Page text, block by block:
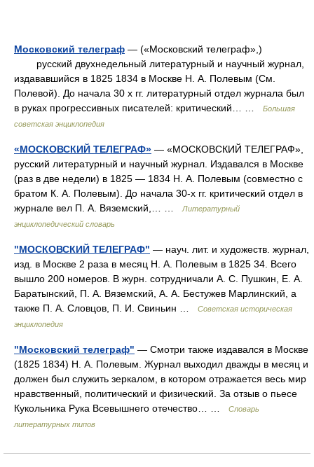
Московский телеграф — («Московский телеграф»,)
русский двухнедельный литературный и научный журнал,
издававшийся в 1825 1834 в Москве Н. А. Полевым (См.
Полевой). До начала 30 х гг. литературный отдел журнала был
в руках прогрессивных писателей: критический… …
Большая
советская энциклопедия
«МОСКОВСКИЙ ТЕЛЕГРАФ» — «МОСКОВСКИЙ ТЕЛЕГРАФ»,
русский литературный и научный журнал. Издавался в Москве
(раз в две недели) в 1825 — 1834 Н. А. Полевым (совместно с
братом К. А. Полевым). До начала 30‑х гг. критический отдел в
журнале вел П. А. Вяземский,… …
Литературный
энциклопедический словарь
"МОСКОВСКИЙ ТЕЛЕГРАФ" — науч. лит. и художеств. журнал,
изд. в Москве 2 раза в месяц Н. A. Полевым в 1825 34. Всего
вышло 200 номеров. В журн. сотрудничали А. С. Пушкин, Е. А.
Баратынский, П. А. Вяземский, А. А. Бестужев Марлинский, а
также П. А. Словцов, П. И. Свиньин …
Советская историческая
энциклопедия
"Московский телеграф" — Смотри также издавался в Москве
(1825 1834) Н. А. Полевым. Журнал выходил дважды в месяц и
должен был служить зеркалом, в котором отражается весь мир
нравственный, политический и физический. За отзыв о пьесе
Кукольника Рука Всевышнего отечество… …
Словарь
литературных типов